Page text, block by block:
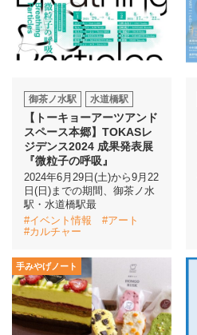
御茶ノ水駅 水道橋駅
【トーキョーアーツアンド
スペース本郷】TOKASレ
ジデンス2024 成果発表展
『微粒子の呼吸』
2024年6月29日(土)から9月22
日(日)までの期間、御茶ノ水
駅・水道橋駅最
#イベント情報
#アート
#カルチャー
手みやげノート